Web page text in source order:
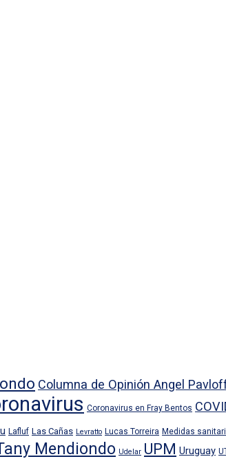
Columna de Opinión Angel
Coronavirus en Fray Bentos
Lafluf Las Cañas Levratto Lucas Torreira Medidas
Mendiondo Udelar UPM Uruguay